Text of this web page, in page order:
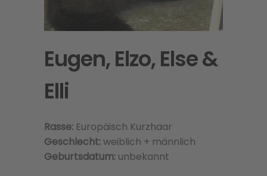
Eugen, Elzo, Else &
Elli
Rasse: Europäisch Kurzhaar
Geschlecht:weiblich + männlich
Geburtsdatum: unbekannt